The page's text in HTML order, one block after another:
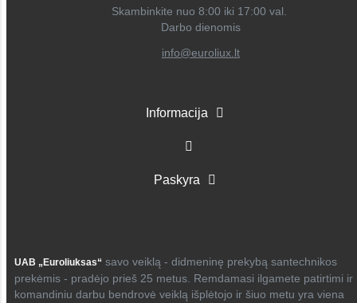
Skambinkite nuo 8:00 iki 17:00 val.
Darbo dienomis
info@euroliux.lt
Informacija
Paskyra
UAB „Euroliuksas“ savo veiklą - didmeninę prekybą santechnikos
prekėmis - pradėjo prieš 25 metus. Remdamasi ilgamete patirtimi ir
komandiniu darbu bendrovė veiklą išplėtojo ir šiuo metu yra viena